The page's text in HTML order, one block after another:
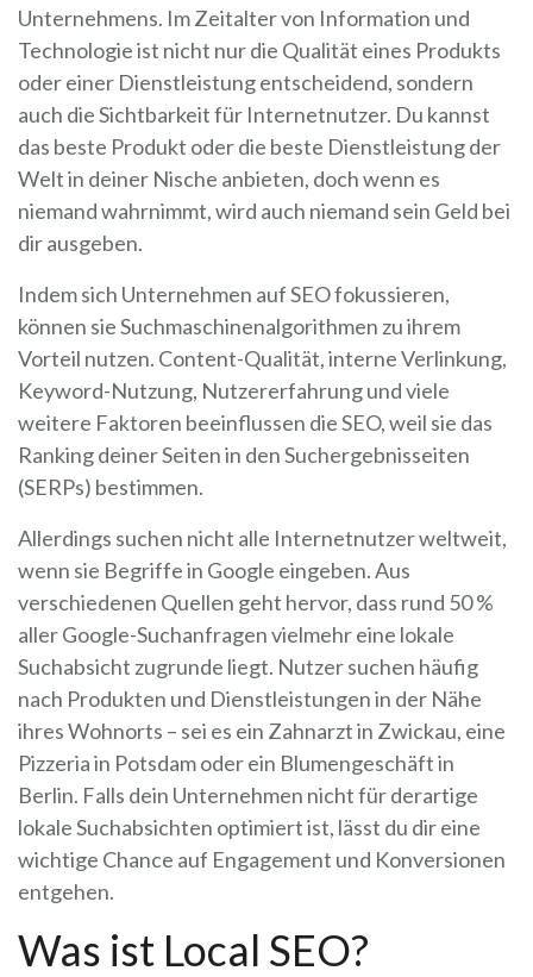
Unternehmens. Im Zeitalter von Information und
Technologie ist nicht nur die Qualität eines Produkts
oder einer Dienstleistung entscheidend, sondern
auch die Sichtbarkeit für Internetnutzer. Du kannst
das beste Produkt oder die beste Dienstleistung der
Welt in deiner Nische anbieten, doch wenn es
niemand wahrnimmt, wird auch niemand sein Geld bei
dir ausgeben.
Indem sich Unternehmen auf SEO fokussieren,
können sie Suchmaschinenalgorithmen zu ihrem
Vorteil nutzen. Content-Qualität, interne Verlinkung,
Keyword-Nutzung, Nutzererfahrung und viele
weitere Faktoren beeinflussen die SEO, weil sie das
Ranking deiner Seiten in den Suchergebnisseiten
(SERPs) bestimmen.
Allerdings suchen nicht alle Internetnutzer weltweit,
wenn sie Begriffe in Google eingeben. Aus
verschiedenen Quellen geht hervor, dass rund 50 %
aller Google-Suchanfragen vielmehr eine lokale
Suchabsicht zugrunde liegt. Nutzer suchen häufig
nach Produkten und Dienstleistungen in der Nähe
ihres Wohnorts – sei es ein Zahnarzt in Zwickau, eine
Pizzeria in Potsdam oder ein Blumengeschäft in
Berlin. Falls dein Unternehmen nicht für derartige
lokale Suchabsichten optimiert ist, lässt du dir eine
wichtige Chance auf Engagement und Konversionen
entgehen.
Was ist Local SEO?